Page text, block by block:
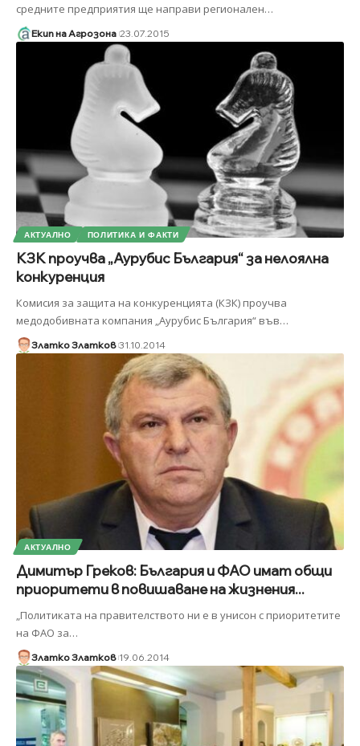
средните предприятия ще направи регионален…
Екип на Агрозона 23.07.2015
АКТУАЛНО ПОЛИТИКА И ФАКТИ
КЗК проучва „Аурубис България“ за нелоялна
конкуренция
Комисия за защита на конкуренцията (КЗК) проучва
медодобивната компания „Аурубис България“ във…
Златко Златков 31.10.2014
АКТУАЛНО
Димитър Греков: България и ФАО имат общи
приоритети в повишаване на жизнения...
„Политиката на правителството ни е в унисон с приоритетите
на ФАО за…
Златко Златков 19.06.2014